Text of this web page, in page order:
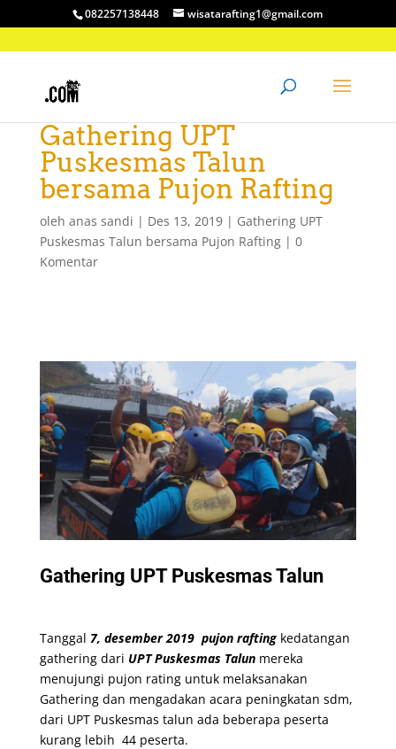
082257138448 wisatarafting1@gmail.com
Gathering UPT
Puskesmas Talun
bersama Pujon Rafting
oleh anas sandi | Des 13, 2019| Gathering UPT
Puskesmas Talun bersama Pujon Rafting| 0
Komentar
Gathering UPT Puskesmas Talun
Tanggal 7, desember 2019 pujon raftingkedatangan
gathering dari UPT Puskesmas Talunmereka
menujungi pujon rating untuk melaksanakan
Gathering dan mengadakan acara peningkatan sdm,
dari UPT Puskesmas talun ada beberapa peserta
kurang lebih 44 peserta.